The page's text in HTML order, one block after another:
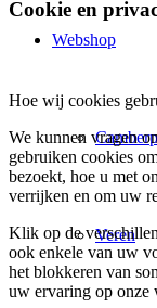
Webshop
Veren
Cookie en
Hoe wij cookies
We kunnen vragen
gebruiken cookies
bezoekt, hoe u met
verrijken en om uw
Klik op de
ook enkele van uw
het blokkeren van
uw ervaring op onze